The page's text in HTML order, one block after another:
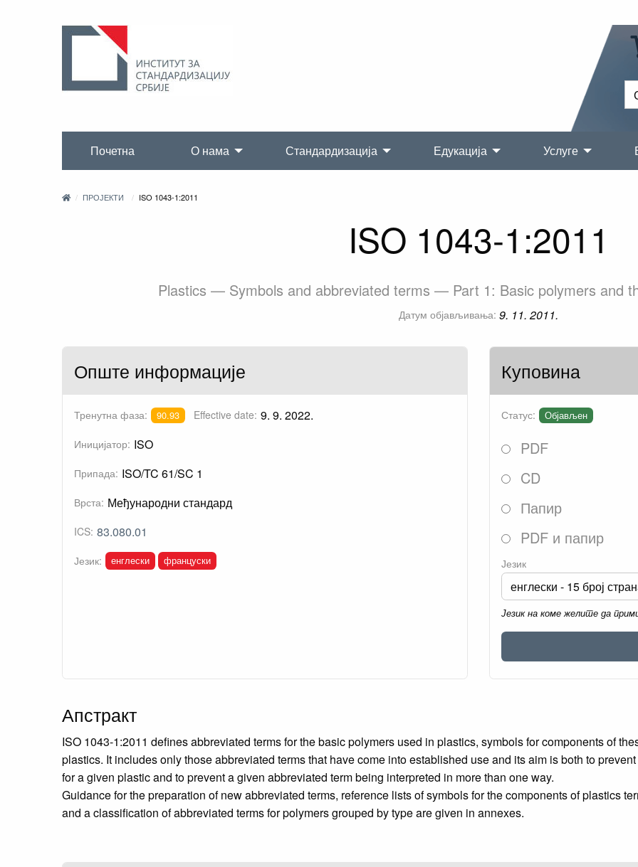
Почетна О нама Стандардизација Едукација Услуге
ПРОЈЕКТИ ISO 1043-1:2011
ISO 1043-1:2011
Plastics — Symbols and abbreviated terms — Part 1: Basic polymers and
Датум објављивања: 9. 11. 2011.
Опште информације
Тренутна фаза: 90.93 Effective date: 9. 9. 2022.
Иницијатор: ISO
Припада: ISO/TC 61/SC 1
Врста: Међународни стандард
ICS: 83.080.01
Језик: енглески француски
Куповина
Статус: Објављен
PDF
CD
Папир
PDF и папир
Језик
Језик на коме желите да
Апстракт
ISO 1043-1:2011 defines abbreviated terms for the basic polymers used in plastics, symbols for components of
plastics. It includes only those abbreviated terms that have come into established use and its aim is both to
for a given plastic and to prevent a given abbreviated term being interpreted in more than one way.
Guidance for the preparation of new abbreviated terms, reference lists of symbols for the components of plastics
and a classification of abbreviated terms for polymers grouped by type are given in annexes.